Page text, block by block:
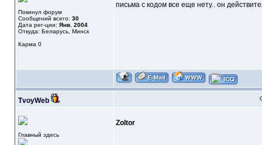
Покинул форум
Сообщений всего: 30
Дата рег-ции: Янв. 2004
Откуда: Беларусь, Минск
Карма 0
письма с кодом все еще нету.. он
TvoyWeb
Главный здесь
Zoltor